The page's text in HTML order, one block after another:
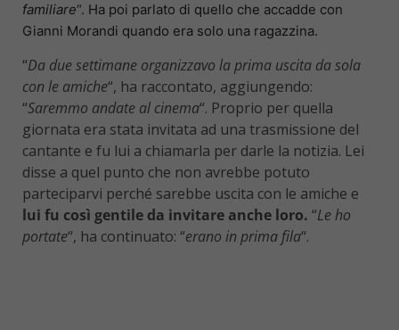
familiare“. Ha poi parlato di quello che accadde con
Gianni Morandi quando era solo una ragazzina.
“Da due settimane organizzavo la prima uscita da sola
con le amiche“, ha raccontato, aggiungendo:
“Saremmo andate al cinema“. Proprio per quella
giornata era stata invitata ad una trasmissione del
cantante e fu lui a chiamarla per darle la notizia. Lei
disse a quel punto che non avrebbe potuto
parteciparvi perché sarebbe uscita con le amiche e
lui fu così gentile da invitare anche loro. “Le ho
portate“, ha continuato: “erano in prima fila“.